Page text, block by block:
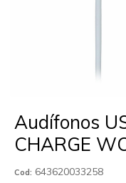
Audífonos
CHARGE
Cod: 643620033258